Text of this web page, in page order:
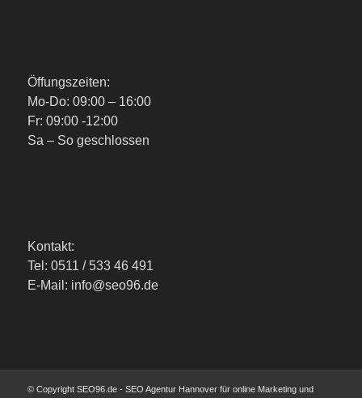
Öffungszeiten:
Mo-Do: 09:00 – 16:00
Fr: 09:00 -12:00
Sa – So geschlossen
Kontakt:
Tel: 0511 / 533 46 491
E-Mail: info@seo96.de
© Copyright SEO96.de - SEO Agentur Hannover für online Marketing und